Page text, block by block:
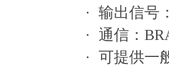
· 输出信号
· 通信：
· 可提供一